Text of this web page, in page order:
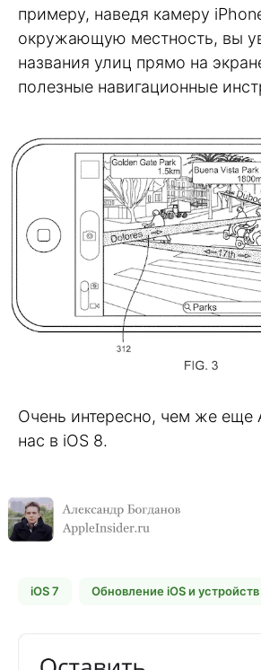
примеру, наведя камеру
окружающую местность, вы
названия улиц прямо на
полезные навигационные
Очень интересно, чем же еще
нас в iOS 8.
iOS 7 Обновление iOS и